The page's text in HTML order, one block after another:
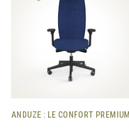
ANDUZE : LE CONFORT PREMIUM